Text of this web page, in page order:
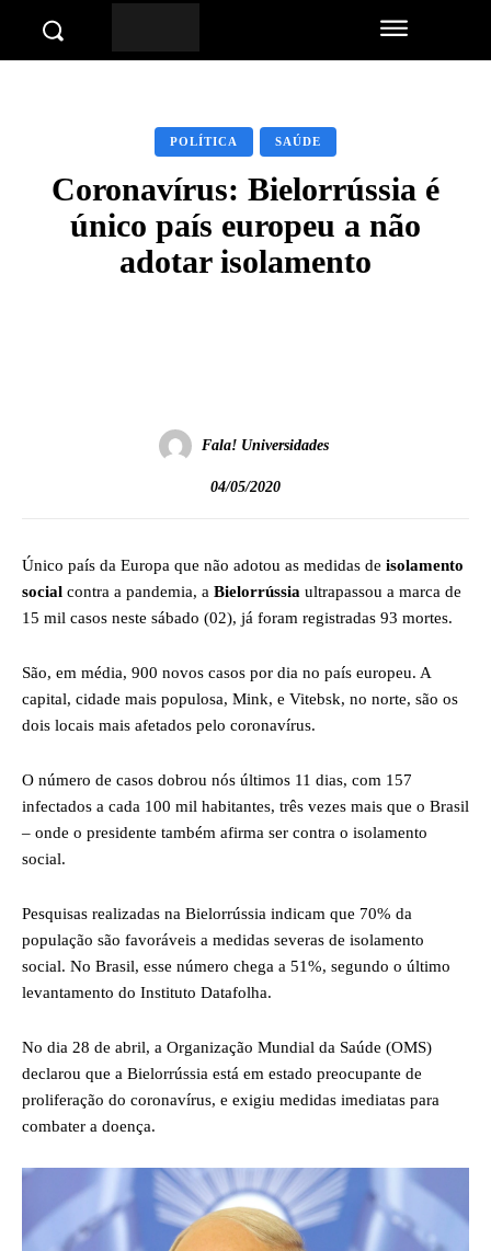
POLÍTICA SAÚDE
Coronavírus: Bielorrússia é
único país europeu a não
adotar isolamento
Fala! Universidades
04/05/2020
Único país da Europa que não adotou as medidas de isolamento
social contra a pandemia, a Bielorrússia ultrapassou a marca de
15 mil casos neste sábado (02), já foram registradas 93 mortes.
São, em média, 900 novos casos por dia no país europeu. A
capital, cidade mais populosa, Mink, e Vitebsk, no norte, são os
dois locais mais afetados pelo coronavírus.
O número de casos dobrou nós últimos 11 dias, com 157
infectados a cada 100 mil habitantes, três vezes mais que o Brasil
– onde o presidente também afirma ser contra o isolamento
social.
Pesquisas realizadas na Bielorrússia indicam que 70% da
população são favoráveis a medidas severas de isolamento
social. No Brasil, esse número chega a 51%, segundo o último
levantamento do Instituto Datafolha.
No dia 28 de abril, a Organização Mundial da Saúde (OMS)
declarou que a Bielorrússia está em estado preocupante de
proliferação do coronavírus, e exigiu medidas imediatas para
combater a doença.